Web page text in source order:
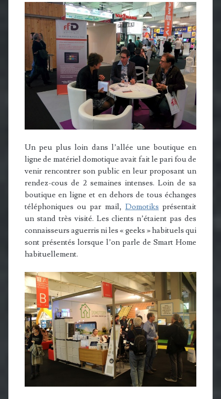
Un peu plus loin dans l’allée une boutique en
ligne de matériel domotique avait fait le pari fou de
venir rencontrer son public en leur proposant un
rendez-cous de 2 semaines intenses. Loin de sa
boutique en ligne et en dehors de tous échanges
téléphoniques ou par mail, Domotiks présentait
un stand très visité. Les clients n’étaient pas des
connaisseurs aguerris ni les « geeks » habituels qui
sont présentés lorsque l’on parle de Smart Home
habituellement.